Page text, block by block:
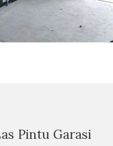
Pintu Garasi